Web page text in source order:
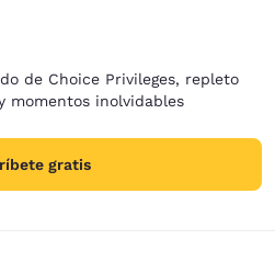
de Choice Privileges, repleto
momentos inolvidables
gratis